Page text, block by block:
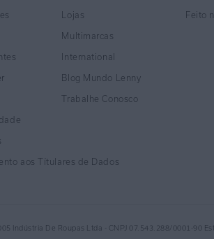
aos Títulares de Dados
Lojas
Multimarcas
International
Blog Mundo Lenny
Trabalhe Conosco
Feito
Indústria De Roupas Ltda - CNPJ 07.543.288/0001-90